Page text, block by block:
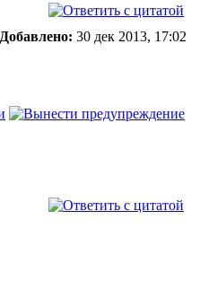
Добавлено: 30 дек 2013, 17:02